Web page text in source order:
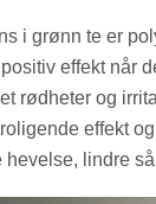
i grønn te er
effekt når
rødheter og
effekt
hevelse, lindre